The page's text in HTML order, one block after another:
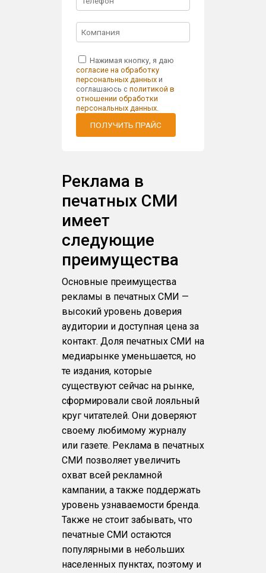
Нажимая кнопку, я даю
согласие на обработку
персональных данныхи
соглашаюсь с политикой в
отношении обработки
персональных данных.
ПОЛУЧИТЬ ПРАЙС
Реклама в
печатных СМИ
имеет
следующие
преимущества
Основные преимущества
рекламы в печатных СМИ —
высокий уровень доверия
аудитории и доступная цена за
контакт. Доля печатных СМИ на
медиарынке уменьшается, но
те издания, которые
существуют сейчас на рынке,
сформировали свой лояльный
круг читателей. Они доверяют
своему любимому журналу
или газете. Реклама в печатных
СМИ позволяет увеличить
охват всей рекламной
кампании, а также поддержать
уровень узнаваемости бренда.
Также не стоит забывать, что
печатные СМИ остаются
популярными в небольших
населенных пунктах, поэтому и